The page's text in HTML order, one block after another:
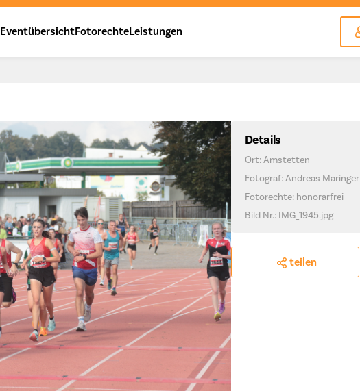
EventübersichtFotorechteLeistungen
Details
Ort: Amstetten
Fotograf: Andreas Maringer
Fotorechte: honorarfrei
Bild Nr.: IMG_1945.jpg
teilen